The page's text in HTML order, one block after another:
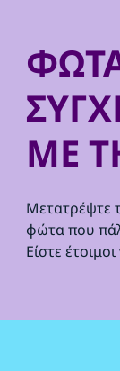
ΜΕ
Μετατρέψτε
φώτα που
Είστε